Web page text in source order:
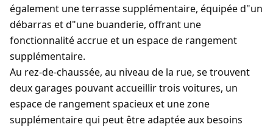
également une terrasse supplémentaire, équipée d"un
débarras et d"une buanderie, offrant une
fonctionnalité accrue et un espace de rangement
supplémentaire.
Au rez-de-chaussée, au niveau de la rue, se trouvent
deux garages pouvant accueillir trois voitures, un
espace de rangement spacieux et une zone
supplémentaire qui peut être adaptée aux besoins